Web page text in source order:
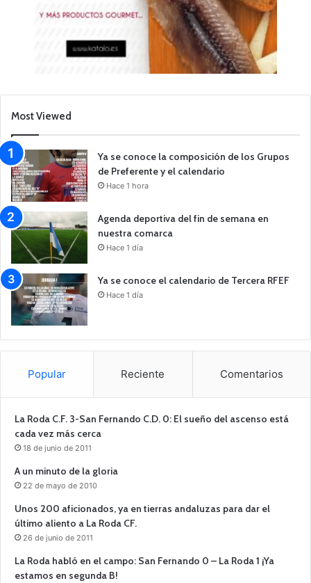
Most Viewed
Ya se conoce la composición de los Grupos
de Preferente y el calendario
Hace 1 hora
Agenda deportiva del fin de semana en
nuestra comarca
Hace 1 día
Ya se conoce el calendario de Tercera RFEF
Hace 1 día
Popular Reciente Comentarios
La Roda C.F. 3-San Fernando C.D. 0: El sueño del ascenso está
cada vez más cerca
18 de junio de 2011
A un minuto de la gloria
22 de mayo de 2010
Unos 200 aficionados, ya en tierras andaluzas para dar el
último aliento a La Roda CF.
26 de junio de 2011
La Roda habló en el campo: San Fernando 0 – La Roda 1 ¡Ya
estamos en segunda B!